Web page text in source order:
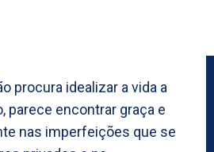
procura idealizar a vida a
parece encontrar graça e
nas imperfeições que se